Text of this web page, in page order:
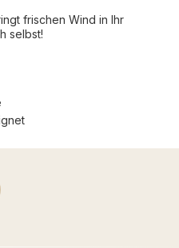
frischen Wind in Ihr
selbst!